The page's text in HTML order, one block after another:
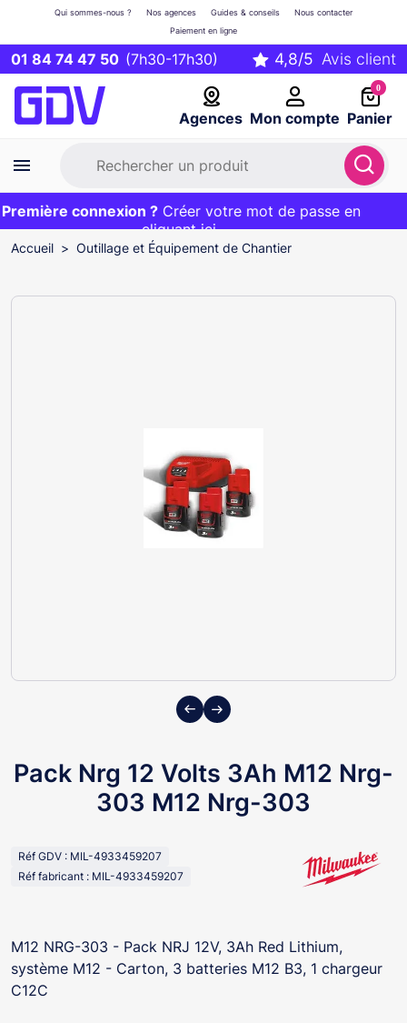
01 84 74 47 50 (7h30-17h30)
Agences Mon compte
Qui sommes-nous ? Nos agences Guides & conseils
Nous contacter
Paiement en ligne
0
Panier
Première commande ?20€ OFFERT sur votre panier
et livraison 24/48h gratuite avec le codeBIENVENUE
connexion ? Créer votre mot de passe en
cliquant ici
EXCLU WEB :
Accueil Outillage et Équipement de Chantier
Previous
Next
Pack Nrg 12 Volts 3Ah M12 Nrg-
303 M12 Nrg-303
Réf GDV : MIL-4933459207
Réf fabricant : MIL-4933459207
M12 NRG-303 - Pack NRJ 12V, 3Ah Red Lithium,
système M12 - Carton, 3 batteries M12 B3, 1 chargeur
C12C